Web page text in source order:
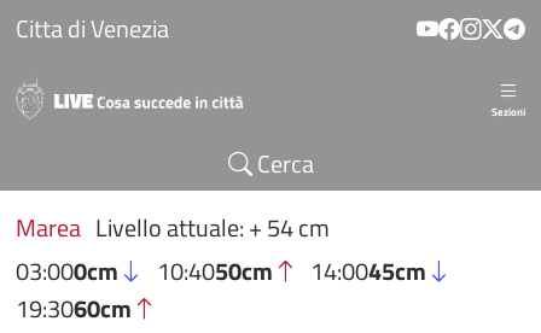
Salta al contenuto principale
Citta di Venezia
Sezioni
Cerca
Marea Livello attuale: + 54 cm
03:000cm 10:4050cm 14:0045cm
19:3060cm